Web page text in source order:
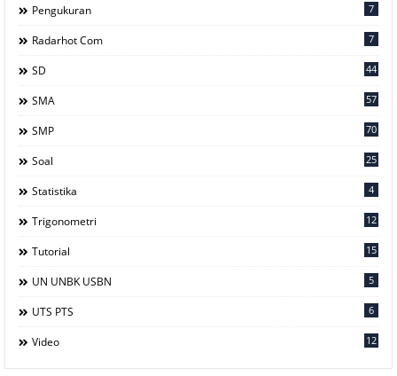
Pengukuran 7
Radarhot Com 7
SD 44
SMA 57
SMP 70
Soal 25
Statistika 4
Trigonometri 12
Tutorial 15
UN UNBK USBN 5
UTS PTS 6
Video 12